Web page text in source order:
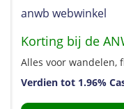
anwb webwinkel
Korting bij de
Alles voor wandelen,
Verdien tot 1.96%